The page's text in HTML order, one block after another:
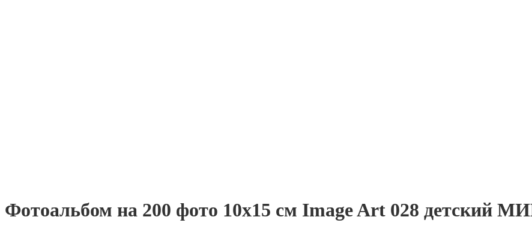
Фотоальбом на 200 фото 10х15 см Image Art 028 детский